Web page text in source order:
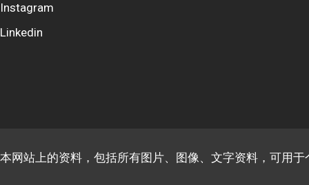
Instagram
Linkedin
本网站上的资料，包括所有图片、图像、文字资料，可用